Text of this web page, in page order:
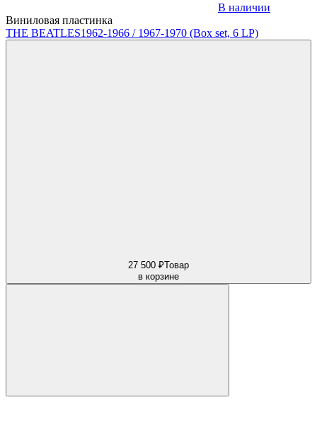
В наличии
Виниловая пластинка
THE BEATLES1962-1966 / 1967-1970 (Box set, 6 LP)
27 500 ₽Товар
в корзине